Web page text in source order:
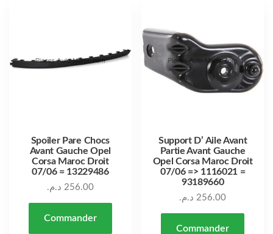
Spoiler Pare Chocs
Avant Gauche Opel
Corsa Maroc Droit
07/06 = 13229486
256.00 د.م.
Commander
Support D’ Aile Avant
Partie Avant Gauche
Opel Corsa Maroc Droit
07/06 => 1116021 =
93189660
256.00 د.م.
Commander